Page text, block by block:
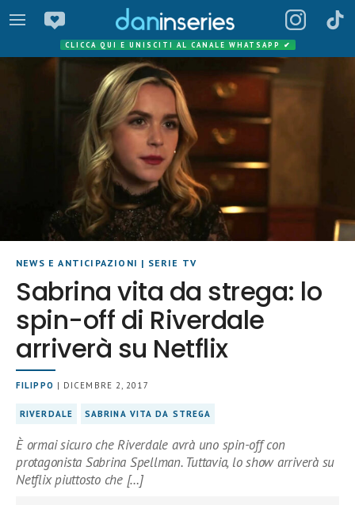
CLICCA QUI E UNISCITI AL CANALE WHATSAPP ✔
NEWS E ANTICIPAZIONI | SERIE TV
Sabrina vita da strega: lo
spin-off di Riverdale
arriverà su Netflix
FILIPPO | DICEMBRE 2, 2017
RIVERDALE SABRINA VITA DA STREGA
È ormai sicuro che Riverdale avrà uno spin-off con
protagonista Sabrina Spellman. Tuttavia, lo show arriverà su
Netflix piuttosto che […]